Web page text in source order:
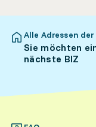
Alle Adressen der
Sie möchten
nächste BIZ